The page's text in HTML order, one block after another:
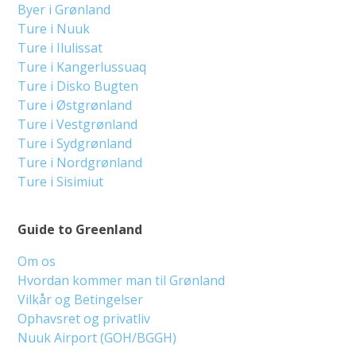
Guide to Greenland
Om os
Hvordan kommer man til Grønland
Vilkår og Betingelser
Ophavsret og privatliv
Nuuk Airport (GOH/BGGH)
Byer i Grønland
Ture i Nuuk
Ture i Ilulissat
Ture i Kangerlussuaq
Ture i Disko Bugten
Ture i Østgrønland
Ture i Vestgrønland
Ture i Sydgrønland
Ture i Nordgrønland
Ture i Sisimiut